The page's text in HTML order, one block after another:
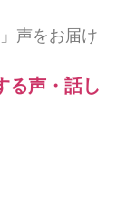
声をお届け
る声・話し